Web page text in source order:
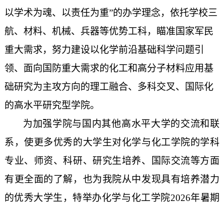
以学术为魂、以责任为重”的办学理念，依托学校三
航、材料、机械、兵器等优势工科，瞄准国家军民
重大需求，努力建设以化学前沿基础科学问题引
领、面向国防重大需求的化工和高分子材料应用基
础研究为主攻方向的理工融合、多科交叉、国际化
的高水平研究型学院。
为加强学院与国内其他高水平大学的交流和联
系，使更多优秀的大学生对化学与化工学院的学科
专业、师资、科研、研究生培养、国际交流等方面
有更全面的了解，也为我院从中发现具有培养潜力
的优秀大学生，特举办化学与化工学院2026年暑期